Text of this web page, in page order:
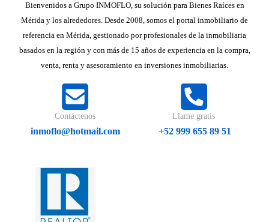
Bienvenidos a Grupo INMOFLO, su solución para Bienes Raíces en
Mérida y los alrededores. Desde 2008, somos el portal inmobiliario de
referencia en Mérida, gestionado por profesionales de la inmobiliaria
basados en la región y con más de 15 años de experiencia en la compra,
venta, renta y asesoramiento en inversiones inmobiliarias.
Contáctenos
inmoflo@hotmail.com
Llame gratis
+52 999 655 89 51